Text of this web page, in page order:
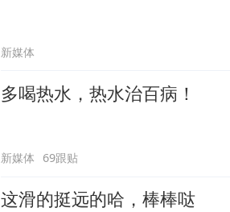
新媒体
多喝热水，热水治百病！
新媒体 69跟贴
这滑的挺远的哈，棒棒哒